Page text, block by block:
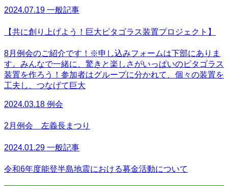
2024.07.19 一般記事
【共に創り上げよう！巨大ピタゴラス装置プロジェクト】
8月例会のご紹介です！※申し込みフォームは下部にありま
す。みんなで一緒に、驚きと楽しさがいっぱいのピタゴラス
装置を作ろう！参加者はグループに分かれて、個々の装置を
工夫し、つなげて巨大
2024.03.18 例会
2月例会 左義長まつり
2024.01.29 一般記事
令和6年度能登半島地震における募金活動について